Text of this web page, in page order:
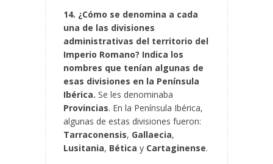
14. ¿Cómo se denomina a cada
una de las divisiones
administrativas del territorio del
Imperio Romano? Indica los
nombres que tenían algunas de
esas divisiones en la Península
Ibérica. Se les denominaba
Provincias. En la Península Ibérica,
algunas de estas divisiones fueron:
Tarraconensis, Gallaecia,
Lusitania, Bética y Cartaginense.